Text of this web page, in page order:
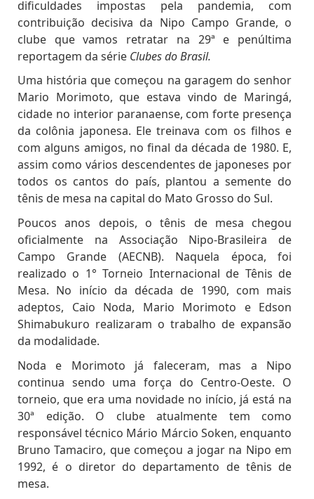
dificuldades impostas pela pandemia, com
contribuição decisiva da Nipo Campo Grande, o
clube que vamos retratar na 29ª e penúltima
reportagem da série Clubes do Brasil.
Uma história que começou na garagem do senhor
Mario Morimoto, que estava vindo de Maringá,
cidade no interior paranaense, com forte presença
da colônia japonesa. Ele treinava com os filhos e
com alguns amigos, no final da década de 1980. E,
assim como vários descendentes de japoneses por
todos os cantos do país, plantou a semente do
tênis de mesa na capital do Mato Grosso do Sul.
Poucos anos depois, o tênis de mesa chegou
oficialmente na Associação Nipo-Brasileira de
Campo Grande (AECNB). Naquela época, foi
realizado o 1° Torneio Internacional de Tênis de
Mesa. No início da década de 1990, com mais
adeptos, Caio Noda, Mario Morimoto e Edson
Shimabukuro realizaram o trabalho de expansão
da modalidade.
Noda e Morimoto já faleceram, mas a Nipo
continua sendo uma força do Centro-Oeste. O
torneio, que era uma novidade no início, já está na
30ª edição. O clube atualmente tem como
responsável técnico Mário Márcio Soken, enquanto
Bruno Tamaciro, que começou a jogar na Nipo em
1992, é o diretor do departamento de tênis de
mesa.